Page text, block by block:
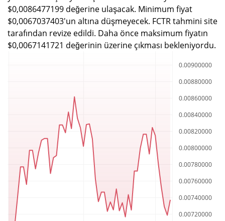
$0,0086477199 değerine ulaşacak. Minimum fiyat
$0,0067037403'un altına düşmeyecek. FCTR tahmini site
tarafından revize edildi. Daha önce maksimum fiyatın
$0,0067141721 değerinin üzerine çıkması bekleniyordu.